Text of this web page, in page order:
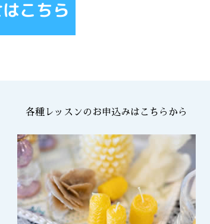
各種レッスンのお申込みはこちらから